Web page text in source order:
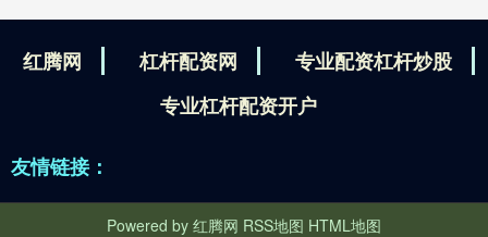
红腾网 杠杆配资网
专业配资杠杆炒股
专业杠杆配资开户
友情链接：
Powered by 红腾网 RSS地图 HTML地图